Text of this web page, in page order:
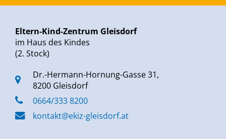
Eltern-Kind-Zentrum Gleisdorf
im Haus des Kindes
(2. Stock)
Dr.-Hermann-Hornung-Gasse 31,
8200 Gleisdorf
0664/333 8200
kontakt@ekiz-gleisdorf.at